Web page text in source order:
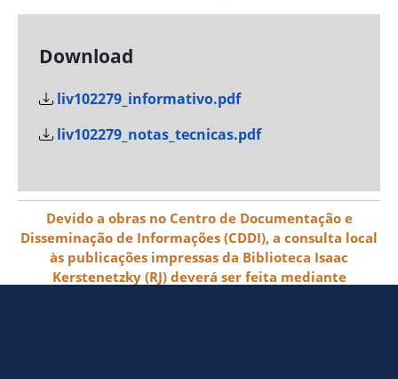
Download
liv102279_informativo.pdf
liv102279_notas_tecnicas.pdf
Devido a obras no Centro de Documentação e
Disseminação de Informações (CDDI), a consulta local
às publicações impressas da Biblioteca Isaac
Kerstenetzky (RJ) deverá ser feita mediante